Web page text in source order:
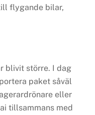
flygande bilar,
blivit större. I dag
paket såväl
eller
tillsammans med